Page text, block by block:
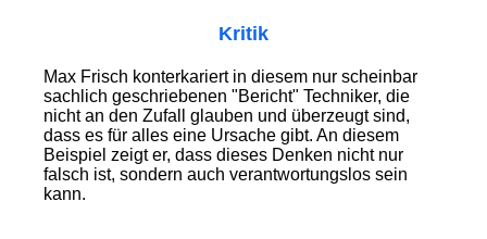
Kritik
Max Frisch konterkariert in diesem nur scheinbar
sachlich geschriebenen "Bericht" Techniker, die
nicht an den Zufall glauben und überzeugt sind,
dass es für alles eine Ursache gibt. An diesem
Beispiel zeigt er, dass dieses Denken nicht nur
falsch ist, sondern auch verantwortungslos sein
kann.